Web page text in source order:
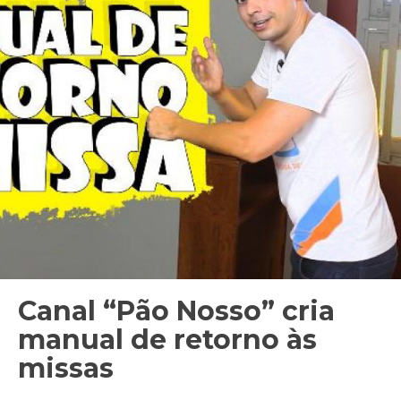
Canal “Pão Nosso” cria
manual de retorno às
missas